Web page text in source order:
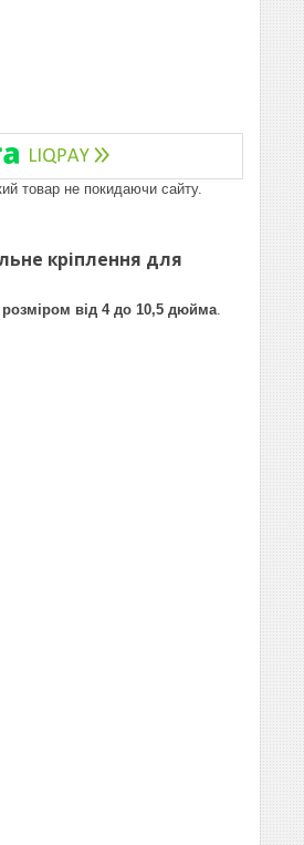
товар не покидаючи сайту.
кріплення для
розміром від 4 до 10,5 дюйма